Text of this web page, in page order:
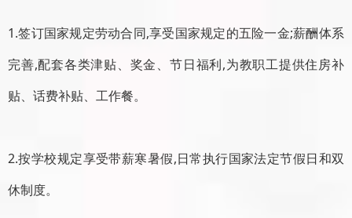
1.签订国家规定劳动合同,享受国家规定的五险一金;薪酬体系
完善,配套各类津贴、奖金、节日福利,为教职工提供住房补
贴、话费补贴、工作餐。
2.按学校规定享受带薪寒暑假,日常执行国家法定节假日和双
休制度。